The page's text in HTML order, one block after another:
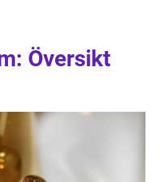
Översikt